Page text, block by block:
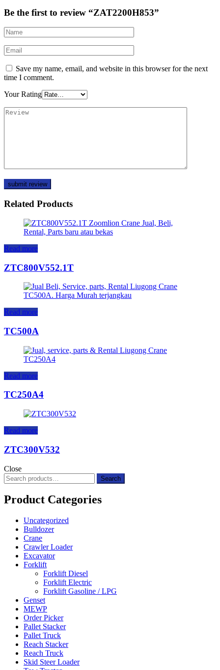
Be the first to review “ZAT2200H853”
Save my name, email, and website in this browser for the next
time I comment.
Your Rating
Related Products
Read more
ZTC800V552.1T
Read more
TC500A
Read more
TC250A4
Read more
ZTC300V532
Close
Search
for:
Search
Product Categories
Uncategorized
Bulldozer
Crane
Crawler Loader
Excavator
Forklift
Forklift Diesel
Forklift Electric
Forklift Gasoline / LPG
Genset
MEWP
Order Picker
Pallet Stacker
Pallet Truck
Reach Stacker
Reach Truck
Skid Steer Loader